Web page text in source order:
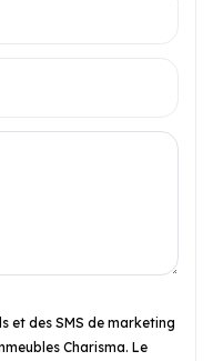
et des SMS de marketing
Charisma. Le